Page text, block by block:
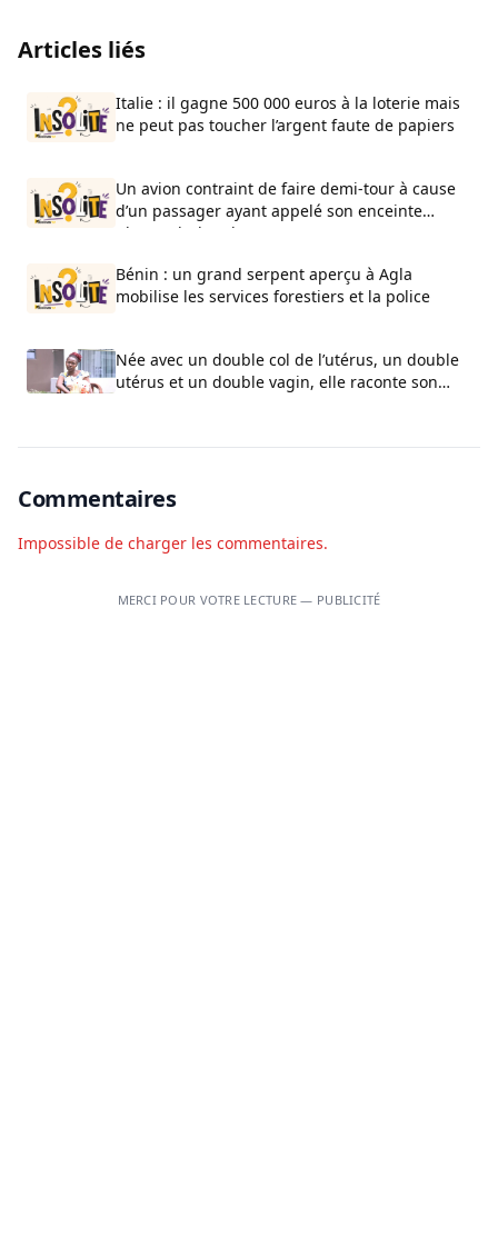
Articles liés
Italie : il gagne 500 000 euros à la loterie mais
ne peut pas toucher l’argent faute de papiers
Un avion contraint de faire demi-tour à cause
d’un passager ayant appelé son enceinte
Bluetooth “bombe”
Bénin : un grand serpent aperçu à Agla
mobilise les services forestiers et la police
Née avec un double col de l’utérus, un double
utérus et un double vagin, elle raconte son
Commentaires
Impossible de charger les commentaires.
MERCI POUR VOTRE LECTURE — PUBLICITÉ